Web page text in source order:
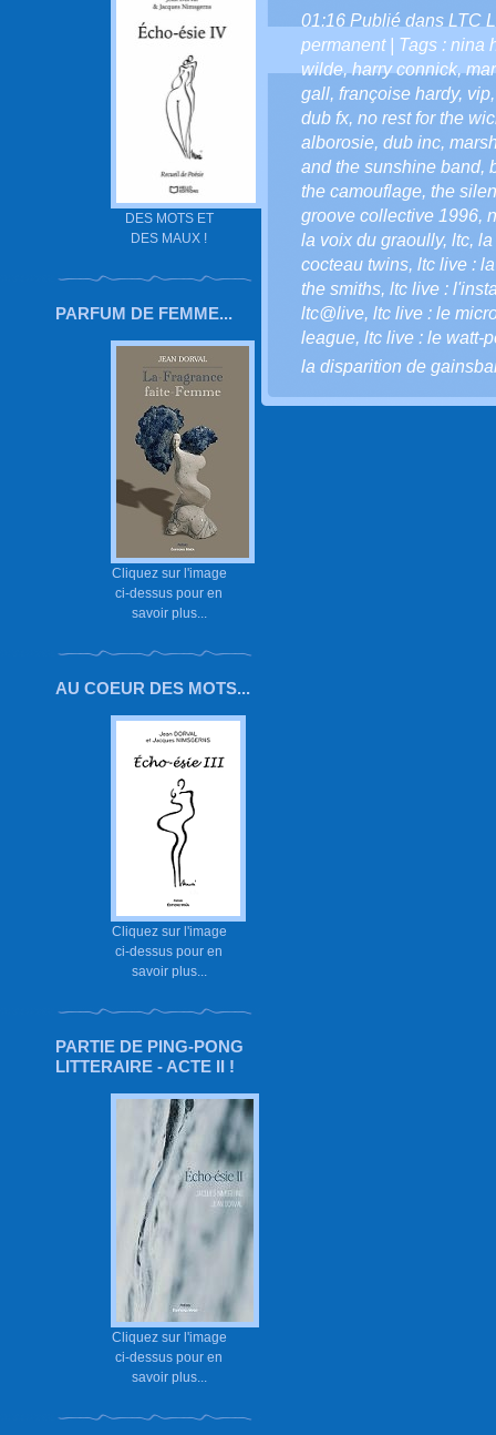
DES MOTS ET
DES MAUX !
PARFUM DE FEMME...
Cliquez sur l'image
ci-dessus pour en
savoir plus...
AU COEUR DES MOTS...
Cliquez sur l'image
ci-dessus pour en
savoir plus...
PARTIE DE PING-PONG
LITTERAIRE - ACTE II !
Cliquez sur l'image
ci-dessus pour en
savoir plus...
01:16 Publié dans LTC
permanent| Tags : nina
wilde,harry connick,
gall, françoise hardy, vip
dub fx, no rest for the
alborosie, dub inc,
and the sunshine band,
the camouflage, the
groove collective 1996,
la voix du graoully, ltc, la
cocteau twins, ltc live :
the smiths, ltc live :
ltc@live, ltc live : le
league, ltc live : le watt-
la disparition de